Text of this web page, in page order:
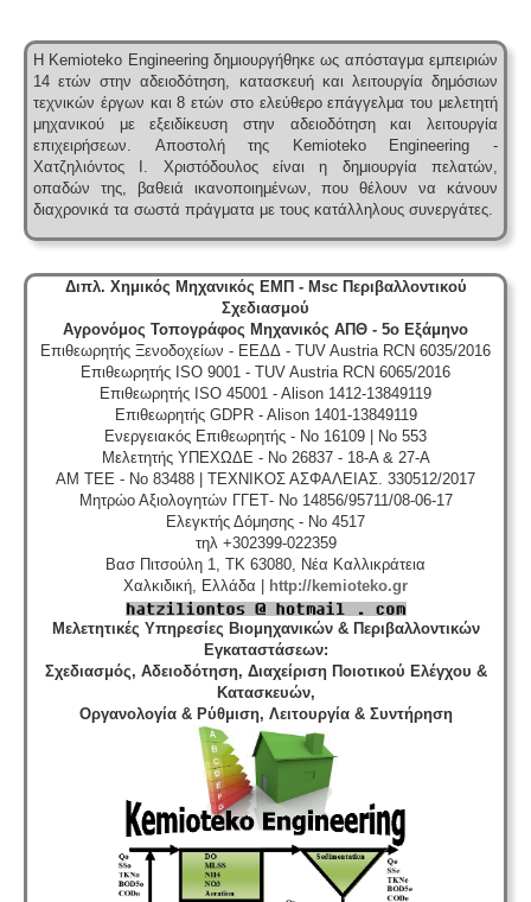
Η Kemioteko Engineering δημιουργήθηκε ως απόσταγμα εμπειριών
14 ετών στην αδειοδότηση, κατασκευή και λειτουργία δημόσιων
τεχνικών έργων και 8 ετών στο ελεύθερο επάγγελμα του μελετητή
μηχανικού με εξειδίκευση στην αδειοδότηση και λειτουργία
επιχειρήσεων. Αποστολή της Kemioteko Engineering -
Χατζηλιόντος Ι. Χριστόδουλος είναι η δημιουργία πελατών,
οπαδών της, βαθειά ικανοποιημένων, που θέλουν να κάνουν
διαχρονικά τα σωστά πράγματα με τους κατάλληλους συνεργάτες.
Διπλ. Χημικός Μηχανικός ΕΜΠ - Msc Περιβαλλοντικού
Σχεδιασμού
Αγρονόμος Τοπογράφος Μηχανικός ΑΠΘ - 5ο Εξάμηνο
Επιθεωρητής Ξενοδοχείων - ΕΕΔΔ - TUV Austria RCN 6035/2016
Επιθεωρητής ISO 9001 - TUV Austria RCN 6065/2016
Επιθεωρητής ISO 45001 - Alison 1412-13849119
Επιθεωρητής GDPR - Alison 1401-13849119
Ενεργειακός Επιθεωρητής - No 16109 | No 553
Μελετητής ΥΠΕΧΩΔΕ - No 26837 - 18-A & 27-A
ΑΜ ΤΕΕ - No 83488 | ΤΕΧΝΙΚΟΣ ΑΣΦΑΛΕΙΑΣ. 330512/2017
Μητρώο Αξιολογητών ΓΓΕΤ- No 14856/95711/08-06-17
Ελεγκτής Δόμησης - No 4517
τηλ +302399-022359
Βασ Πιτσούλη 1, TK 63080, Νέα Καλλικράτεια
Χαλκιδική, Ελλάδα |
http://kemioteko.gr
Μελετητικές Υπηρεσίες Βιομηχανικών & Περιβαλλοντικών
Εγκαταστάσεων:
Σχεδιασμός, Αδειοδότηση, Διαχείριση Ποιοτικού Ελέγχου &
Κατασκευών,
Οργανολογία & Ρύθμιση, Λειτουργία & Συντήρηση